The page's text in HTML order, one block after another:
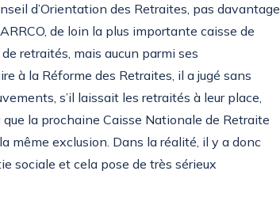
d’Orientation des Retraites, pas davantage
de loin la plus importante caisse de
retraités, mais aucun parmi ses
à la Réforme des Retraites, il a jugé sans
s’il laissait les retraités à leur place,
la prochaine Caisse Nationale de Retraite
même exclusion. Dans la réalité, il y a donc
sociale et cela pose de très sérieux